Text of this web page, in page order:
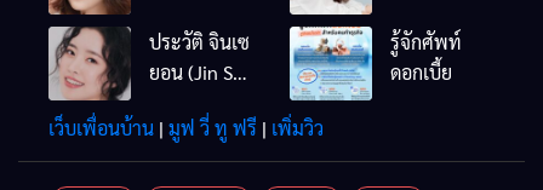
ประวัติ จินเซ
ยอน (Jin Se
Yeon)
รู้จักศัพท์
ดอกเบี้ย
เว็บเพื่อนบ้าน | มูฟ วี่ ทู ฟรี | เพิ่มวิว